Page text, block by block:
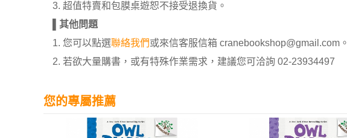
3. 超值特賣和包膜桌遊恕不接受退換貨。
其他問題
1. 您可以點選聯絡我們或來信客服信箱 cranebookshop@gmail.com。
2. 若欲大量購書，或有特殊作業需求，建議您可洽詢 02-23934497
您的專屬推薦